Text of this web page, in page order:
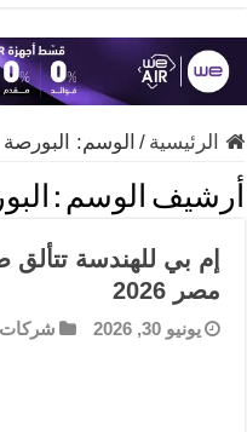
الرئيسية / الوسم:
أرشيف الوسم :
مصر 2026
يونيو 30, 2026 شركات